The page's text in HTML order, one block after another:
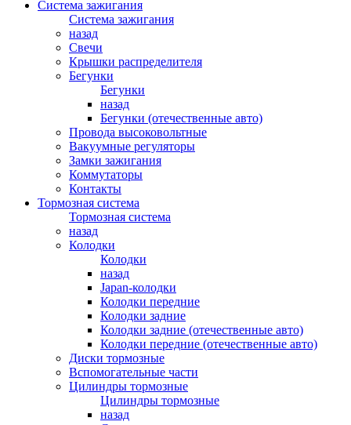
Система зажигания
Система зажигания
назад
Свечи
Крышки распределителя
Бегунки
Бегунки
назад
Бегунки (отечественные авто)
Провода высоковольтные
Вакуумные регуляторы
Замки зажигания
Коммутаторы
Контакты
Тормозная система
Тормозная система
назад
Колодки
Колодки
назад
Japan-колодки
Колодки передние
Колодки задние
Колодки задние (отечественные авто)
Колодки передние (отечественные авто)
Диски тормозные
Вспомогательные части
Цилиндры тормозные
Цилиндры тормозные
назад